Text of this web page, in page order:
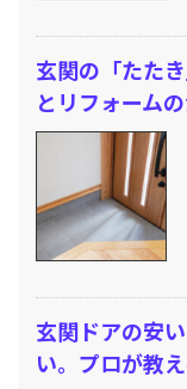
玄関の「たた
とリフォーム
玄関ドアの安
い。プロが教